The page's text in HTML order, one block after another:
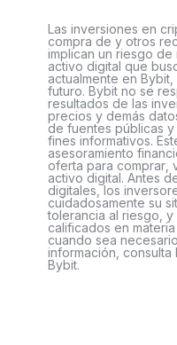
Las inversiones en
compra de y otros
implican un riesgo
activo digital que
actualmente en
futuro. Bybit no se
resultados de las
precios y demás
de fuentes públicas
fines informativos.
asesoramiento
oferta para comprar,
activo digital. Antes
digitales, los
cuidadosamente su
tolerancia al riesgo,
calificados en
cuando sea
información,
Bybit.